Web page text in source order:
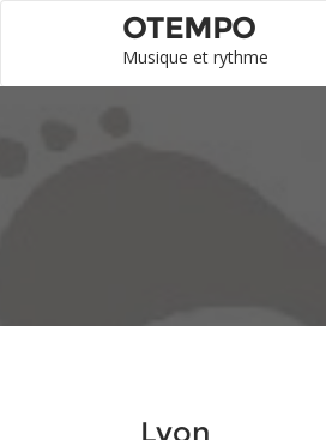
OTEMPO
Musique et rythme
Lyon